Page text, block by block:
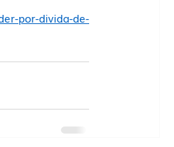
por-divida-de-